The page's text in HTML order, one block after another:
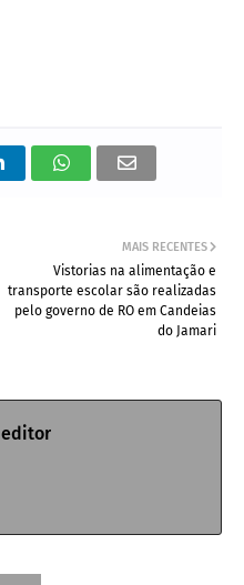
MAIS RECENTES
Vistorias na alimentação e
transporte escolar são realizadas
pelo governo de RO em Candeias
do Jamari
editor